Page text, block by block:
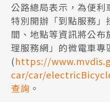
公路總局表示，為便利
特別開辦「到點服務
間、地點等資訊將公
理服務網」的微電車專
(https://
car/car/
查詢 。